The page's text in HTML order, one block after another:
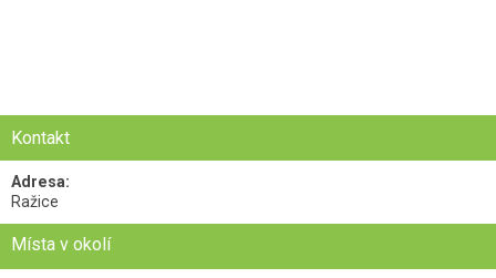
Kontakt
Adresa:
Ražice
Místa v okolí